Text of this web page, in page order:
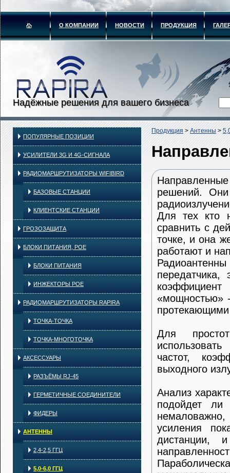
О КОМПАНИИ НОВОСТИ ПРОДУКЦИЯ
Надёжные решения для вашего бизнеса
ПОПУЛЯРНЫЕ ПОЗИЦИИ
УСИЛИТЕЛИ 3G И 4G-СИГНАЛА
РАДИОМАРШРУТИЗАТОРЫ WIFIBIRD
БАЗОВЫЕ СТАНЦИИ
КЛИЕНТСКИЕ СТАНЦИИ
ГРОЗОЗАЩИТА
БЛОКИ ПИТАНИЯ, POE
БЛОКИ ПИТАНИЯ
ИНЖЕКТОРЫ POE
РАДИОМАРШРУТИЗАТОРЫ RAPIRA
ТОЧКА-ТОЧКА
ТОЧКА-МНОГОТОЧКА
АКСЕССУАРЫ
РАЗЪЁМЫ RJ-45
ГЕРМЕТИЧНЫЕ СОЕДИНИТЕЛИ
ФИДЕРЫ
АНТЕННЫ
2,4-2,5 ГГЦ
5,0-6,0 ГГЦ
Продукция>Антенны>
решений. Они
Для тех кто
сравнить с
точке, и она
работают и
«мощностью»
протекающими
Для
частот,
выходного
Анализ
подойдет ли
усиления
дистанции,